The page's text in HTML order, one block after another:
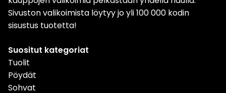
Sivuston valikoimista löytyy jo yli 100 000 kodin
sisustus tuotetta!
Suositut kategoriat
Tuolit
Pöydät
Sohvat